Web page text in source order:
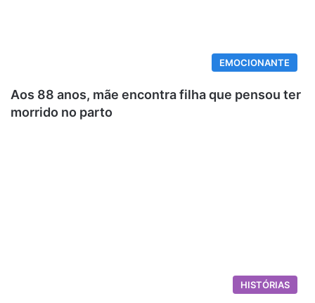
EMOCIONANTE
Aos 88 anos, mãe encontra filha que pensou ter
morrido no parto
HISTÓRIAS